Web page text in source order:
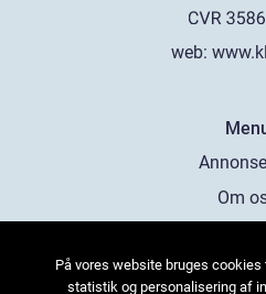
web:
Om
På vores website bruges
statistik og personalisering af